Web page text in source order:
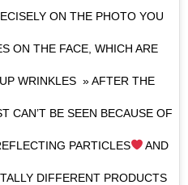
ON THE PHOTO YOU
ON THE FACE, WHICH ARE
WRINKLES » AFTER THE
CAN’T BE SEEN BECAUSE OF
PARTICLES AND
DIFFERENT PRODUCTS